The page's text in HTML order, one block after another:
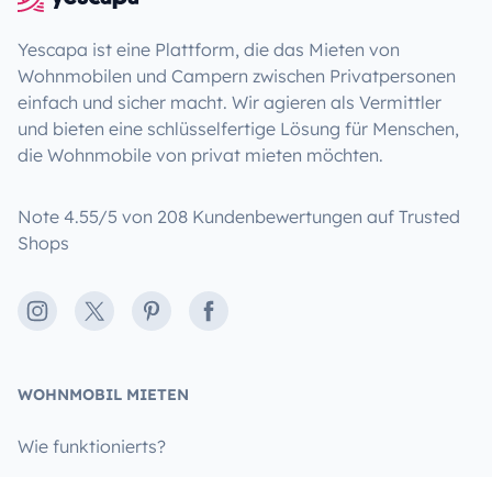
Yescapa ist eine Plattform, die das Mieten von
Wohnmobilen und Campern zwischen Privatpersonen
einfach und sicher macht. Wir agieren als Vermittler
und bieten eine schlüsselfertige Lösung für Menschen,
die Wohnmobile von privat mieten möchten.
Note 4.55/5 von 208 Kundenbewertungen auf Trusted
Shops
Instagram
X PinterestFacebook
WOHNMOBIL MIETEN
Wie funktionierts?